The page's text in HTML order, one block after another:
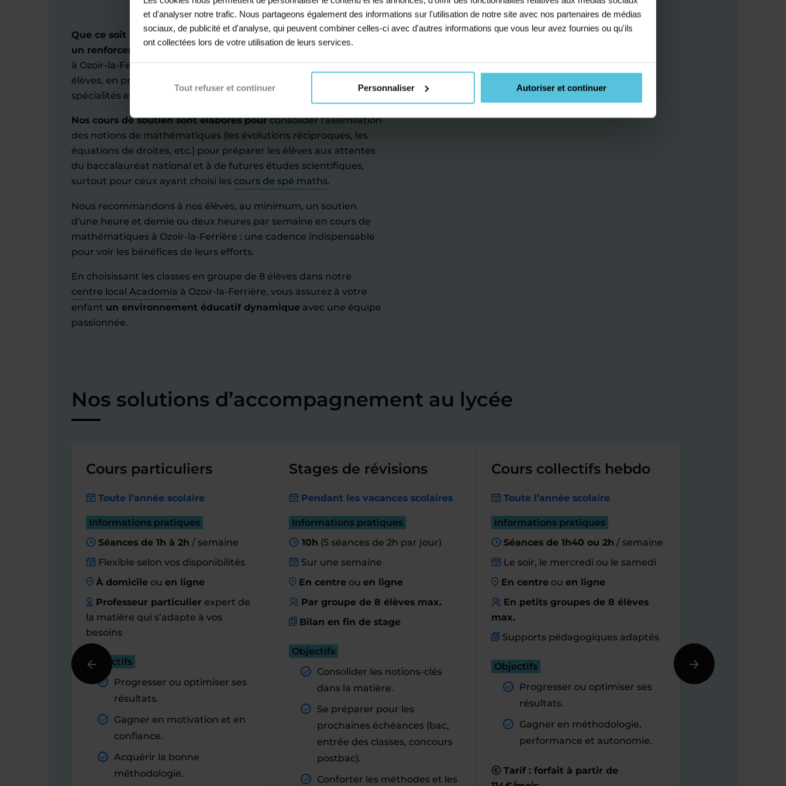
et d'analyser notre trafic. Nous partageons également des informations sur l'utilisation de notre site avec nos partenaires de médias
sociaux, de publicité et d'analyse, qui peuvent combiner celles-ci avec d'autres informations que vous leur avez fournies ou qu'ils
ont collectées lors de votre utilisation de leurs services.
Tout refuser et continuer Personnaliser Autoriser et continuer
Que ce soit pour une mise à niveau, du perfectionnement ou
un renforcement en maths
à Ozoir-la-Ferrière s'engagent à faire réussir chacun de leurs
élèves, en prenant en compte leur maîtrise de la matière et leurs
spécialités en classe de première ou de terminale.
Nos cours de soutien sont élaborés pourconsolider l'assimilation
des notions de mathématiques (les évolutions réciproques, les
équations de droites, etc.) pour préparer les élèves aux attentes
du baccalauréat national et à de futures études scientifiques,
surtout pour ceux ayant choisi les cours de spé maths.
Nous recommandons à nos élèves, au minimum, un soutien
d'une heure et demie ou deux heures par semaine en cours de
mathématiques à Ozoir-la-Ferrière : une cadence indispensable
pour voir les bénéfices de leurs efforts.
En choisissant les classes en groupe de 8 élèves dans notre
centre local Acadomia à Ozoir-la-Ferrière, vous assurez à votre
enfant un environnement éducatif dynamique avec une équipe
passionnée.
Nos solutions d’accompagnement au lycée
Cours particuliers
Toute l’année scolaire
Informations pratiques
Séances de 1h à 2h / semaine
Flexible selon vos disponibilités
À domicileou en ligne
Professeur particulier expert de
la matière qui s’adapte à vos
besoins
Objectifs
Progresser ou optimiser ses
résultats.
Gagner en motivation et en
confiance.
Acquérir la bonne
méthodologie.
Stages de révisions
Pendant les vacances scolaires
Informations pratiques
10h (5 séances de 2h par jour)
Sur une semaine
En centreou en ligne
Par groupe de 8 élèves max.
Bilan en fin de stage
Objectifs
Consolider les notions-clés
dans la matière.
Se préparer pour les
prochaines échéances (bac,
entrée des classes, concours
postbac).
Conforter les méthodes et les
Cours collectifs hebdo
Toute l’année scolaire
Informations pratiques
Séances de 1h40 ou 2h / semaine
Le soir, le mercredi ou le samedi
En centre ouen ligne
En petits groupes de 8 élèves
max.
Supports pédagogiques adaptés
Objectifs
Progresser ou optimiser ses
résultats.
Gagner en méthodologie,
performance et autonomie.
Tarif : forfait à partir de